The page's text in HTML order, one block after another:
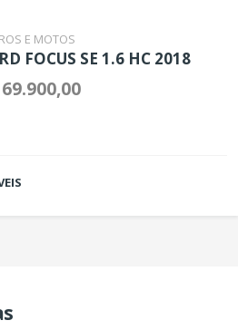
E MOTOS
FOCUS SE 1.6 HC 2018
69.900,00